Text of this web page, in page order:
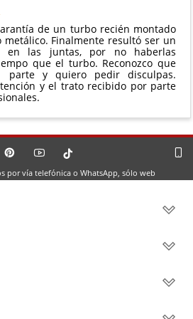
de un turbo recién montado
Finalmente resultó ser un
en las juntas, por no haberlas
que el turbo. Reconozco que
y quiero pedir disculpas.
y el trato recibido por parte
por vía telefónica o WhatsApp, sólo web